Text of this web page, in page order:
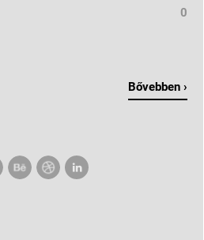
0
Bővebben ›